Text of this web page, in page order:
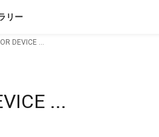
リー
DEVICE ...
...